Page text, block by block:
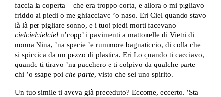
faccia la coperta – che era troppo corta, e allora o mi pigliavo
friddo ai piedi o me ghiacciavo ’o naso. Eri Ciel quando stavo
là là per pigliare sonno, e i tuoi piedi morti facevano
cielcielcielciel n’copp’ i pavimenti a mattonelle di Vietri di
nonna Nina, ’na specie ’e rummore bagnaticcio, di colla che
si spiccica da un pezzo di plastica. Eri Lo quando ti cacciavo,
quando ti tiravo ’nu pacchero e ti colpivo da qualche parte –
chi ’o ssape poi che parte, visto che sei uno spirito.
Un tuo simile ti aveva già preceduto? Eccome, eccerto. ’Sta